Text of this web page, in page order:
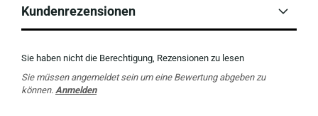
Kundenrezensionen
Sie haben nicht die Berechtigung, Rezensionen zu lesen
Sie müssen angemeldet sein um eine Bewertung abgeben zu
können. Anmelden